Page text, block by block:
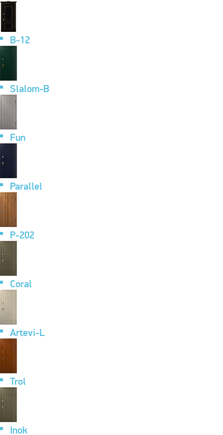
B-12
Slalom-B
Fun
Parallel
P-202
Coral
Artevi-L
Trol
Inok